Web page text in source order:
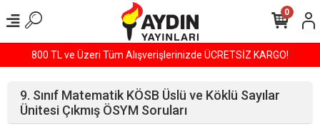
800 TL ve Üzeri Tüm Alışverişlerinizde ÜCRETSİZ KARGO!
0
9. Sınıf Matematik KÖSB Üslü ve Köklü Sayılar
Ünitesi Çıkmış ÖSYM Soruları